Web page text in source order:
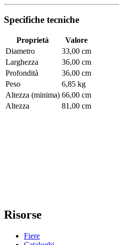
Specifiche tecniche
Proprietà
Valore
Diametro
33,00 cm
Larghezza
36,00 cm
Profondità
36,00 cm
Peso
6,85 kg
Altezza (minima) 66,00 cm
Altezza
81,00 cm
Risorse
Fiere